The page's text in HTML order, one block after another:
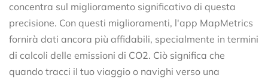
concentra sul miglioramento significativo di questa
precisione. Con questi miglioramenti, l'app MapMetrics
fornirà dati ancora più affidabili, specialmente in termini
di calcoli delle emissioni di CO2. Ciò significa che
quando tracci il tuo viaggio o navighi verso una